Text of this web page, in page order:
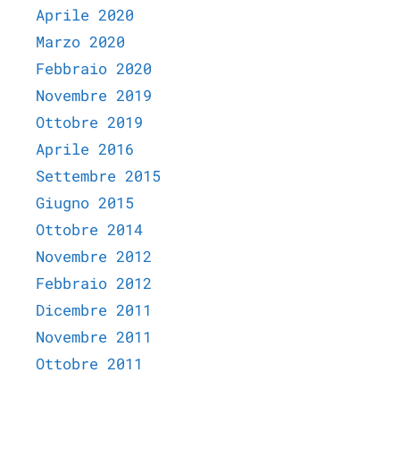
Aprile 2020
Marzo 2020
Febbraio 2020
Novembre 2019
Ottobre 2019
Aprile 2016
Settembre 2015
Giugno 2015
Ottobre 2014
Novembre 2012
Febbraio 2012
Dicembre 2011
Novembre 2011
Ottobre 2011